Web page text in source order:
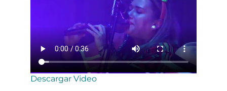
Descargar Video